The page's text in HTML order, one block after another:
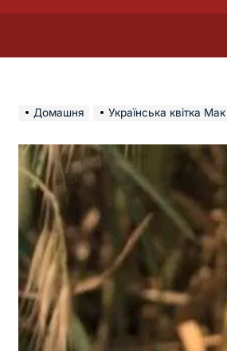
Домашня Українська квітка Мак